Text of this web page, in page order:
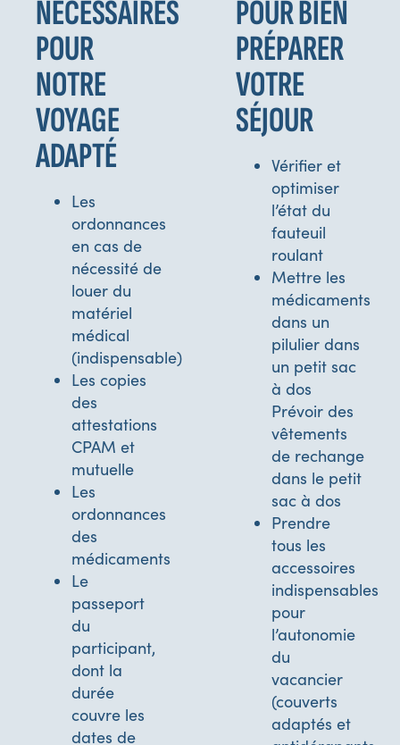
NÉCESSAIRES
POUR
NOTRE
VOYAGE
ADAPTÉ
Les
ordonnances
en cas de
nécessité de
louer du
matériel
médical
(indispensable)
Les copies
des
attestations
CPAM et
mutuelle
Les
ordonnances
des
médicaments
Le
passeport
du
participant,
dont la
durée
couvre les
dates de
POUR BIEN
PRÉPARER
VOTRE
SÉJOUR
Vérifier et
optimiser
l’état du
fauteuil
roulant
Mettre les
médicaments
dans un
pilulier dans
un petit sac
à dos
Prévoir des
vêtements
de rechange
dans le petit
sac à dos
Prendre
tous les
accessoires
indispensables
pour
l’autonomie
du
vacancier
(couverts
adaptés et